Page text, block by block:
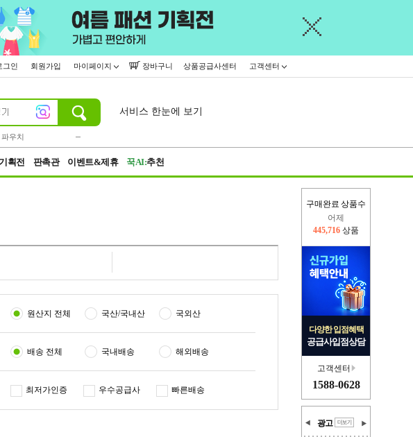
그인 회원가입 마이페이지 장바구니 상품공급사센터 고객센터
파우치
서비스 한눈에 보기
기획전 판촉관 이벤트&제휴 꾹AI:추천
구매완료 상품수
오늘(현재)
269,047 상품
다양한 입점혜택
공급사입점상담
고객센터
1588-0628
광고
원산지 전체 국산/국내산 국외산
배송 전체 국내배송 해외배송
최저가인증 우수공급사 빠른배송